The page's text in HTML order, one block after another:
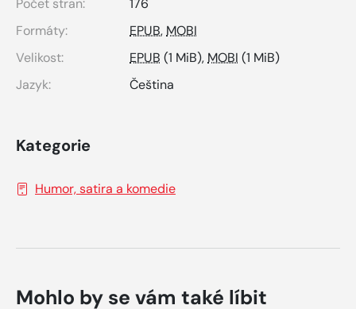
Počet stran:
176
Formáty:
EPUB, MOBI
Velikost:
EPUB (1 MiB), MOBI (1 MiB)
Jazyk:
Čeština
Kategorie
Humor, satira a komedie
Mohlo by se vám také líbit